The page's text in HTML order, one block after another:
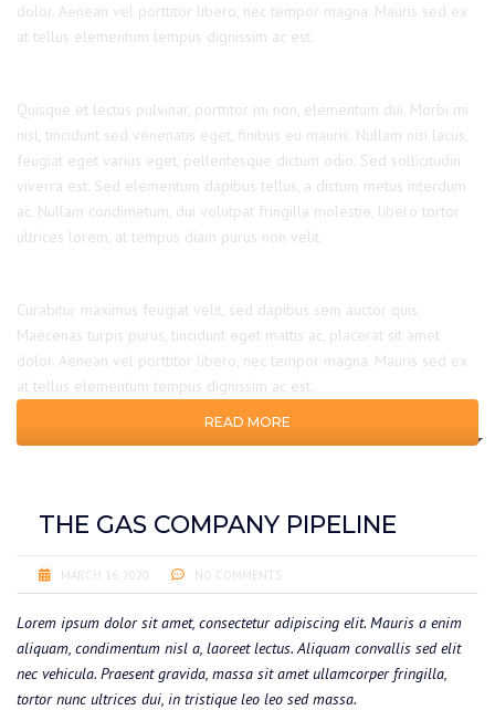
dolor. Aenean vel porttitor libero, nec tempor magna. Mauris sed ex
at tellus elementum tempus dignissim ac est.
Quisque et lectus pulvinar, porttitor mi non, elementum dui. Morbi mi
nisl, tincidunt sed venenatis eget, finibus eu mauris. Nullam nisi lacus,
feugiat eget varius eget, pellentesque dictum odio. Sed sollicitudin
viverra est. Sed elementum dapibus tellus, a dictum metus interdum
ac. Nullam condimetum, dui volutpat fringilla molestie, libero tortor
ultrices lorem, at tempus diam purus non velit.
Curabitur maximus feugiat velit, sed dapibus sem auctor quis.
Maecenas turpis purus, tincidunt eget mattis ac, placerat sit amet
dolor. Aenean vel porttitor libero, nec tempor magna. Mauris sed ex
at tellus elementum tempus dignissim ac est.
READ MORE
THE GAS COMPANY PIPELINE
MARCH 16, 2020 NO COMMENTS
Lorem ipsum dolor sit amet, consectetur adipiscing elit. Mauris a enim
aliquam, condimentum nisl a, laoreet lectus. Aliquam convallis sed elit
nec vehicula. Praesent gravida, massa sit amet ullamcorper fringilla,
tortor nunc ultrices dui, in tristique leo leo sed massa.